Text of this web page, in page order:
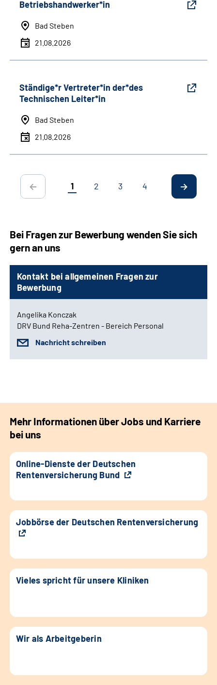
Betriebshandwerker*in
Bad Steben
21.08.2026
Ständige*r Vertreter*in der*des
Technischen Leiter*in
Bad Steben
21.08.2026
1 2 3 4
Bei Fragen zur Bewerbung wenden Sie sich
gern an uns
Kontakt bei allgemeinen Fragen zur
Bewerbung
Angelika Konczak
DRV Bund Reha-Zentren - Bereich Personal
Nachricht schreiben
Mehr Informationen über Jobs und Karriere
bei uns
Online-Dienste der Deutschen
Rentenversicherung Bund
Jobbörse der Deutschen Rentenversicherung
Vieles spricht für unsere Kliniken
Wir als Arbeitgeberin